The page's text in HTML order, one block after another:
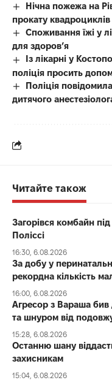
Нічна пожежа на
прокату
Споживання їжі у
для здоров’я
Із лікарні у
поліція просить
Поліція
дитячого
Читайте також
Загорівся комбайн
Поліссі
16:30, 6.08.2026
За добу у
рекордна кількість
16:00, 6.08.2026
Агресор з Вараша
та шнуром від
15:28, 6.08.2026
Останню шану
захисникам
15:04, 6.08.2026